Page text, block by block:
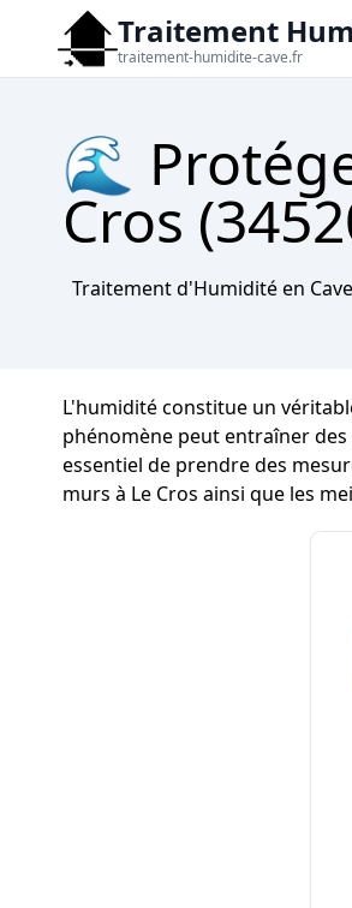
Traitement
traitement-humidite-cave.fr
🌊
Cros
Traitement d'Humidité en Cave
L'humidité constitue un
phénomène peut entraîner
essentiel de prendre des
murs à Le Cros ainsi que les